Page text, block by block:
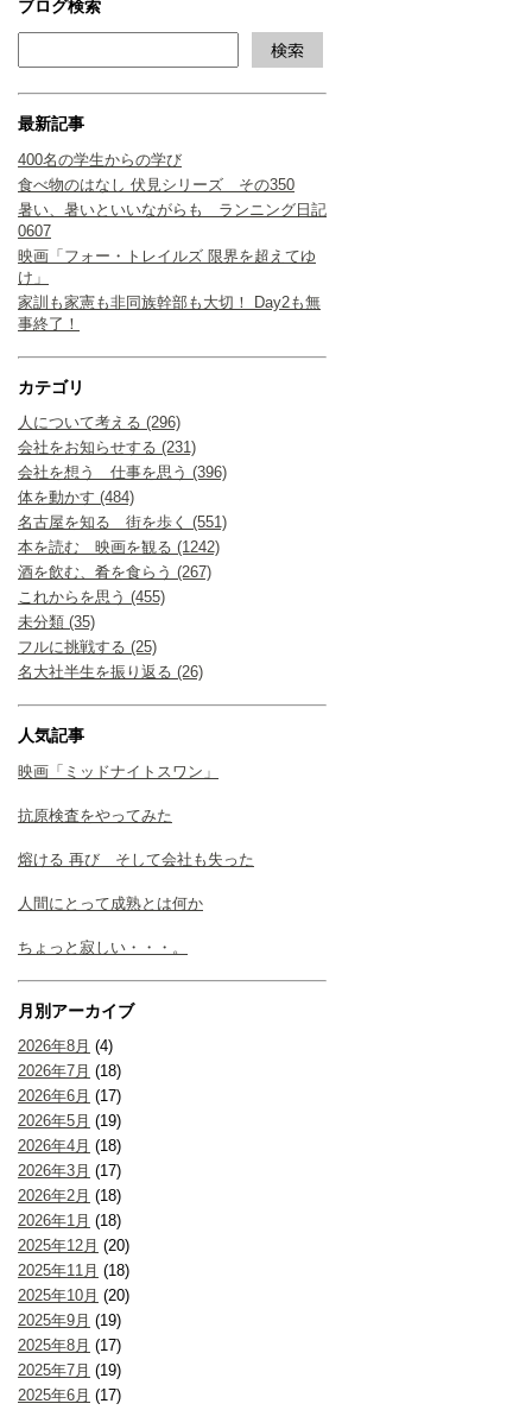
ブログ検索
最新記事
400名の学生からの学び
食べ物のはなし 伏見シリーズ その350
暑い、暑いといいながらも ランニング日記
0607
映画「フォー・トレイルズ 限界を超えてゆ
け」
家訓も家憲も非同族幹部も大切！ Day2も無
事終了！
カテゴリ
人について考える (296)
会社をお知らせする (231)
会社を想う 仕事を思う (396)
体を動かす (484)
名古屋を知る 街を歩く (551)
本を読む 映画を観る (1242)
酒を飲む、肴を食らう (267)
これからを思う (455)
未分類 (35)
フルに挑戦する (25)
名大社半生を振り返る (26)
人気記事
映画「ミッドナイトスワン」
抗原検査をやってみた
熔ける 再び そして会社も失った
人間にとって成熟とは何か
ちょっと寂しい・・・。
月別アーカイブ
2026年8月 (4)
2026年7月 (18)
2026年6月 (17)
2026年5月 (19)
2026年4月 (18)
2026年3月 (17)
2026年2月 (18)
2026年1月 (18)
2025年12月 (20)
2025年11月 (18)
2025年10月 (20)
2025年9月 (19)
2025年8月 (17)
2025年7月 (19)
2025年6月 (17)